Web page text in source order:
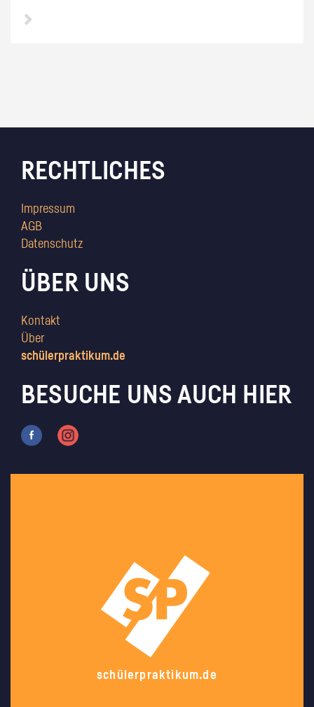
RECHTLICHES
Impressum
AGB
Datenschutz
ÜBER UNS
Kontakt
Über
schülerpraktikum.de
BESUCHE UNS AUCH HIER
schülerpraktikum.de